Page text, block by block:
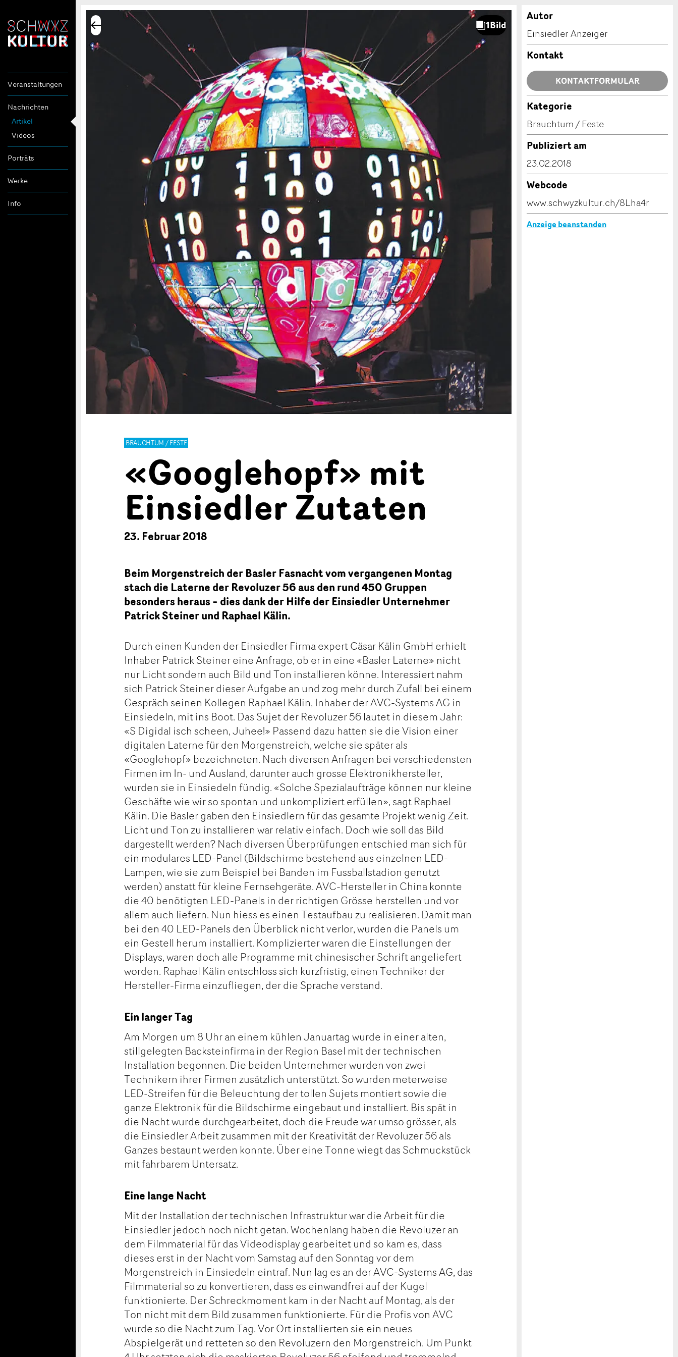
Veranstaltungen
Nachrichten
Artikel
Videos
Porträts
Werke
Info
BRAUCHTUM / FESTE
«Googlehopf» mit
Einsiedler Zutaten
23. Februar 2018
Beim Morgenstreich der Basler Fasnacht vom vergangenen Montag
stach die Laterne der Revoluzer 56 aus den rund 450 Gruppen
besonders heraus – dies dank der Hilfe der Einsiedler Unternehmer
Patrick Steiner und Raphael Kälin.
Durch einen Kunden der Einsiedler Firma expert Cäsar Kälin GmbH erhielt
Inhaber Patrick Steiner eine Anfrage, ob er in eine «Basler Laterne» nicht
nur Licht sondern auch Bild und Ton installieren könne. Interessiert nahm
sich Patrick Steiner dieser Aufgabe an und zog mehr durch Zufall bei einem
Gespräch seinen Kollegen Raphael Kälin, Inhaber der AVC-Systems AG in
Einsiedeln, mit ins Boot. Das Sujet der Revoluzer 56 lautet in diesem Jahr:
«S Digidal isch scheen, Juhee!» Passend dazu hatten sie die Vision einer
digitalen Laterne für den Morgenstreich, welche sie später als
«Googlehopf» bezeichneten. Nach diversen Anfragen bei verschiedensten
Firmen im In- und Ausland, darunter auch grosse Elektronikhersteller,
wurden sie in Einsiedeln fündig. «Solche Spezialaufträge können nur kleine
Geschäfte wie wir so spontan und unkompliziert erfüllen», sagt Raphael
Kälin. Die Basler gaben den Einsiedlern für das gesamte Projekt wenig Zeit.
Licht und Ton zu installieren war relativ einfach. Doch wie soll das Bild
dargestellt werden? Nach diversen Überprüfungen entschied man sich für
ein modulares LED-Panel (Bildschirme bestehend aus einzelnen LED-
Lampen, wie sie zum Beispiel bei Banden im Fussballstadion genutzt
werden) anstatt für kleine Fernsehgeräte. AVC-Hersteller in China konnte
die 40 benötigten LED-Panels in der richtigen Grösse herstellen und vor
allem auch liefern. Nun hiess es einen Testaufbau zu realisieren. Damit man
bei den 40 LED-Panels den Überblick nicht verlor, wurden die Panels um
ein Gestell herum installiert. Komplizierter waren die Einstellungen der
Displays, waren doch alle Programme mit chinesischer Schrift angeliefert
worden. Raphael Kälin entschloss sich kurzfristig, einen Techniker der
Hersteller-Firma einzufliegen, der die Sprache verstand.
Ein langer Tag
Am Morgen um 8 Uhr an einem kühlen Januartag wurde in einer alten,
stillgelegten Backsteinfirma in der Region Basel mit der technischen
Installation begonnen. Die beiden Unternehmer wurden von zwei
Technikern ihrer Firmen zusätzlich unterstützt. So wurden meterweise
LED-Streifen für die Beleuchtung der tollen Sujets montiert sowie die
ganze Elektronik für die Bildschirme eingebaut und installiert. Bis spät in
die Nacht wurde durchgearbeitet, doch die Freude war umso grösser, als
die Einsiedler Arbeit zusammen mit der Kreativität der Revoluzer 56 als
Ganzes bestaunt werden konnte. Über eine Tonne wiegt das Schmuckstück
mit fahrbarem Untersatz.
Eine lange Nacht
Mit der Installation der technischen Infrastruktur war die Arbeit für die
Einsiedler jedoch noch nicht getan. Wochenlang haben die Revoluzer an
dem Filmmaterial für das Videodisplay gearbeitet und so kam es, dass
dieses erst in der Nacht vom Samstag auf den Sonntag vor dem
Morgenstreich in Einsiedeln eintraf. Nun lag es an der AVC-Systems AG, das
Filmmaterial so zu konvertieren, dass es einwandfrei auf der Kugel
funktionierte. Der Schreckmoment kam in der Nacht auf Montag, als der
Ton nicht mit dem Bild zusammen funktionierte. Für die Profis von AVC
wurde so die Nacht zum Tag. Vor Ort installierten sie ein neues
Abspielgerät und retteten so den Revoluzern den Morgenstreich. Um Punkt
Autor
Einsiedler Anzeiger
Kontakt
KONTAKTFORMULAR
Kategorie
Brauchtum / Feste
Publiziert am
23.02.2018
Webcode
www.schwyzkultur.ch/8Lha4r
Anzeige beanstanden